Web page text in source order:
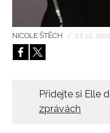
NICOLE ŠTĚCH / 27. 12. 2021
Přidejte si Elle
zprávách